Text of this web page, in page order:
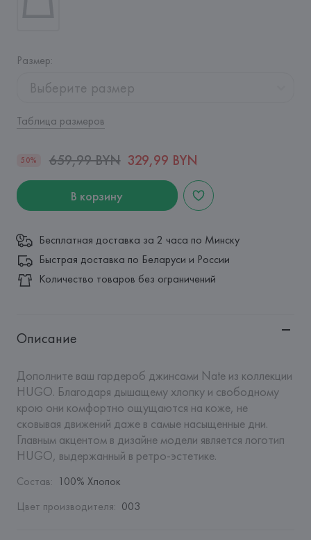
Размер:
Выберите размер
Таблица размеров
50% 659,99 BYN 329,99 BYN
В корзину
Бесплатная доставка за 2 часа по Минску
Быстрая доставка по Беларуси и России
Количество товаров без ограничений
Описание
Дополните ваш гардероб джинсами Nate из коллекции
HUGO. Благодаря дышащему хлопку и свободному
крою они комфортно ощущаются на коже, не
сковывая движений даже в самые насыщенные дни.
Главным акцентом в дизайне модели является логотип
HUGO, выдержанный в ретро-эстетике.
Состав: 100% Хлопок
Цвет производителя: 003